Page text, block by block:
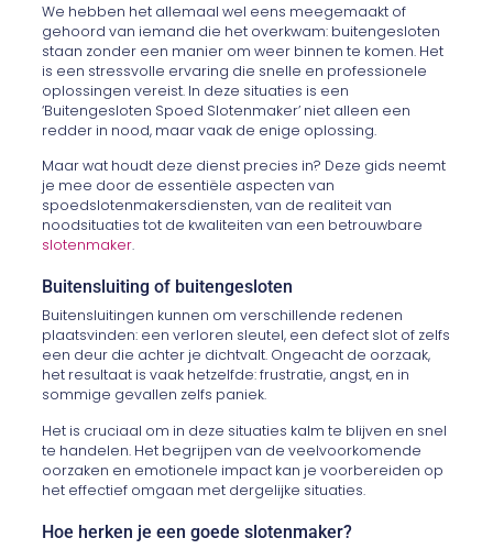
We hebben het allemaal wel eens meegemaakt of
gehoord van iemand die het overkwam: buitengesloten
staan zonder een manier om weer binnen te komen. Het
is een stressvolle ervaring die snelle en professionele
oplossingen vereist. In deze situaties is een
‘Buitengesloten Spoed Slotenmaker’ niet alleen een
redder in nood, maar vaak de enige oplossing.
Maar wat houdt deze dienst precies in? Deze gids neemt
je mee door de essentiële aspecten van
spoedslotenmakersdiensten, van de realiteit van
noodsituaties tot de kwaliteiten van een betrouwbare
slotenmaker.
Buitensluiting of buitengesloten
Buitensluitingen kunnen om verschillende redenen
plaatsvinden: een verloren sleutel, een defect slot of zelfs
een deur die achter je dichtvalt. Ongeacht de oorzaak,
het resultaat is vaak hetzelfde: frustratie, angst, en in
sommige gevallen zelfs paniek.
Het is cruciaal om in deze situaties kalm te blijven en snel
te handelen. Het begrijpen van de veelvoorkomende
oorzaken en emotionele impact kan je voorbereiden op
het effectief omgaan met dergelijke situaties.
Hoe herken je een goede slotenmaker?